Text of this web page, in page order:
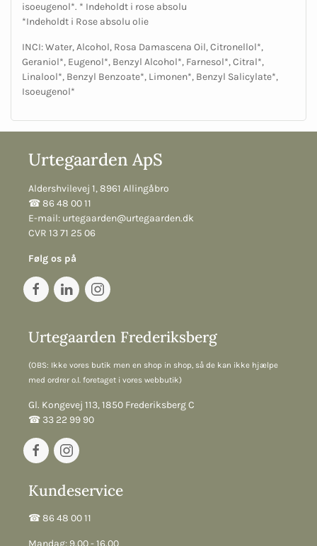
isoeugenol*. * Indeholdt i rose absolu
*Indeholdt i Rose absolu olie
INCI: Water, Alcohol, Rosa Damascena Oil, Citronellol*,
Geraniol*, Eugenol*, Benzyl Alcohol*, Farnesol*, Citral*,
Linalool*, Benzyl Benzoate*, Limonen*, Benzyl Salicylate*,
Isoeugenol*
Urtegaarden ApS
Aldershvilevej 1, 8961 Allingåbro
☎︎ 86 48 00 11
E-mail: urtegaarden@urtegaarden.dk
CVR 13 71 25 06
Følg os på
Urtegaarden Frederiksberg
(OBS: Ikke vores butik men en shop in shop, så de kan ikke hjælpe
med ordrer o.l. foretaget i vores webbutik)
Gl. Kongevej 113, 1850 Frederiksberg C
☎︎ 33 22 99 90
Kundeservice
☎︎ 86 48 00 11